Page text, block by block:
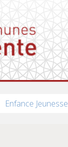
Enfance Jeunesse